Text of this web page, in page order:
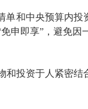
和中央预算内投
免申即享”，避免
资于人紧密结